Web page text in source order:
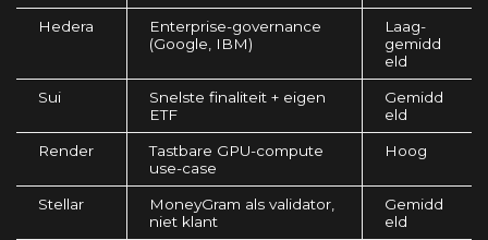
Hedera
Enterprise-governance
(Google, IBM)
Laag-
gemidd
eld
Sui
Snelste finaliteit + eigen
ETF
Gemidd
eld
Render
Tastbare GPU-compute
use-case
Hoog
Stellar
MoneyGram als validator,
niet klant
Gemidd
eld